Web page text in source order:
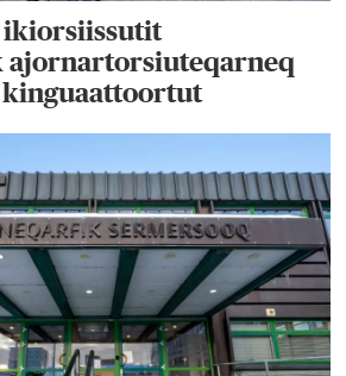
ajornartorsiuteqarneq